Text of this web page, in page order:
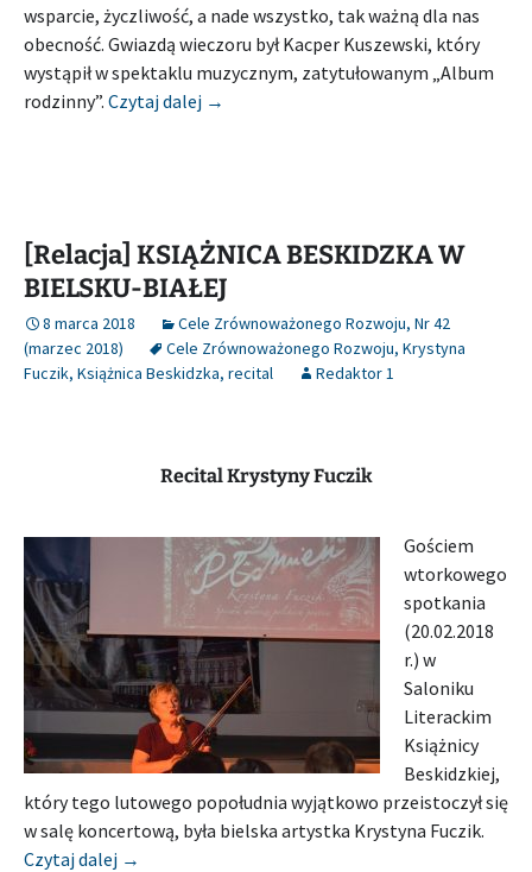
wsparcie, życzliwość, a nade wszystko, tak ważną dla nas
obecność. Gwiazdą wieczoru był Kacper Kuszewski, który
wystąpił w spektaklu muzycznym, zatytułowanym „Album
rodzinny”. Czytaj dalej [Relacja] MIEJSKA BIBLIOTEKA
→
[Relacja] KSIĄŻNICA BESKIDZKA W
BIELSKU-BIAŁEJ
8 marca 2018 Cele Zrównoważonego Rozwoju, Nr 42
(marzec 2018)
Cele Zrównoważonego Rozwoju, Krystyna
Fuczik, Książnica Beskidzka, recital Redaktor 1
Recital Krystyny Fuczik
Gościem
wtorkowego
spotkania
(20.02.2018
r.) w
Saloniku
Literackim
Książnicy
Beskidzkiej,
który tego lutowego popołudnia wyjątkowo przeistoczył się
w salę koncertową, była bielska artystka Krystyna Fuczik.
Czytaj dalej [Relacja] KSIĄŻNICA BESKIDZKA W BIELSKU-
→